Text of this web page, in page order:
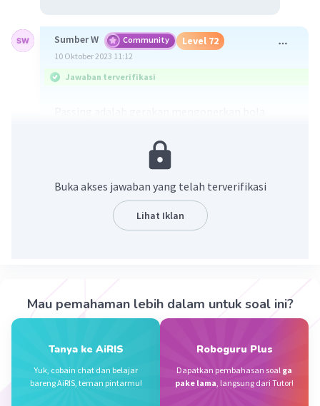
Sumber W Community Level 72
10 Oktober 2023 11:12
Jawaban terverifikasi
Beri Rating
Iklan
Level 45
Gerakan mengoperkan bola sebagai langkah
menyusun pola serangan
Beri Rating·0.0 Balas
Buka akses jawaban yang telah terverifikasi
Lihat Iklan
Mau pemahaman lebih dalam untuk soal ini?
Tanya ke AiRIS
Yuk, cobain chat dan belajar
bareng AiRIS, teman pintarmu!
Roboguru Plus
Dapatkan pembahasan soal ga
pake lama, langsung dari Tutor!